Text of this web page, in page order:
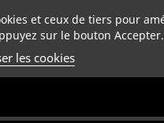
et ceux de tiers pour
sur le bouton Accepter.
les cookies